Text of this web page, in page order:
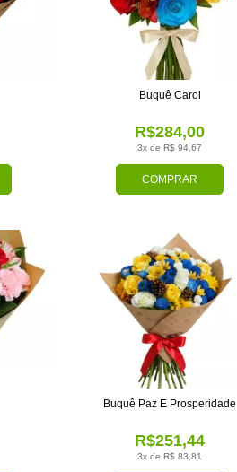
COMPRAR
3x de R$ 94,67
R$284,00
Buquê Carol
3x de R$ 83,81
R$251,44
Buquê Paz E Prosperidade